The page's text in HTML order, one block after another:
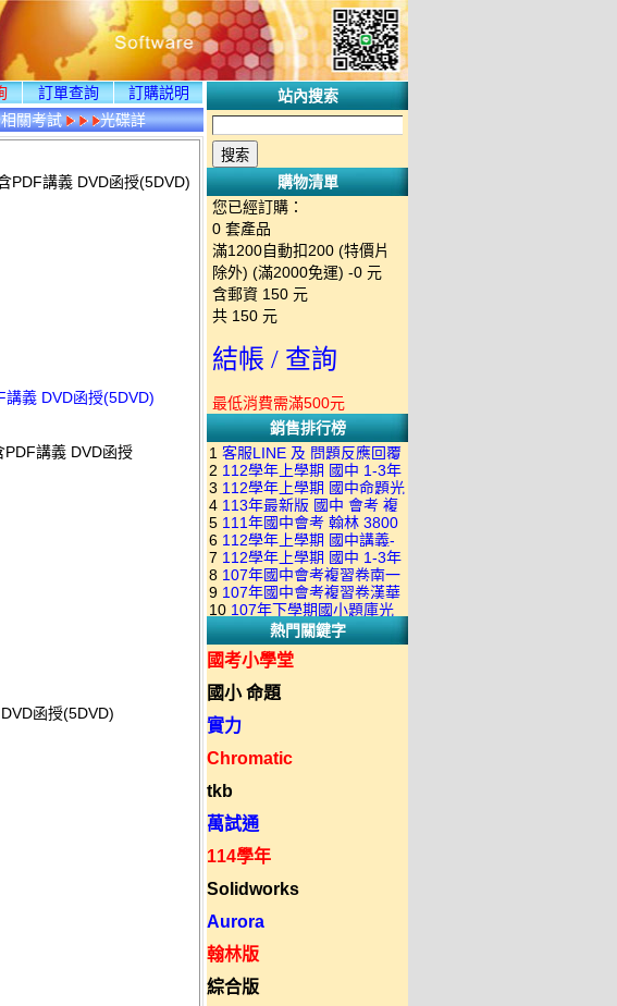
訂單查詢
訂購説明
關考試
光碟詳
PDF講義 DVD函授(5DVD)
義 DVD函授(5DVD)
講義 DVD函授
函授(5DVD)
站內搜索
購物清單
您已經訂購：
0 套產品
滿1200自動扣200 (特價片
除外) (滿2000免運) -0 元
含郵資 150 元
共 150 元
結帳 / 查詢
最低消費需滿500元
銷售排行榜
1 客服LINE 及 問題反應回覆
方式 下單後出現訂單編號就
是訂購成功 不會有回覆信
2 112學年上學期 國中 1-3年
級 校用卷 (含南一.康軒.翰林.
全科目.全部卷.含解答)完整版
(2DVD)
3 112學年上學期 國中命題光
碟 康軒版 1-3年級(含108課
綱)(全年級、全領域) 題庫光
碟(不包含：藝文+綜合+健體)
4 113年最新版 國中 會考 複
習卷講義 共18卷(含南一百分
百EZ+南一超會考+康軒麻辣
+康軒會考勝經+康軒易點通
+康軒圖解E點通+漢華大聯盟
+翰林大滿貫+翰林橘子+翰林
Lite輕+翰林主題探索+奇鼎
KO+奇鼎進會考+金安新思維
+金安雙向溝通+金安會考
735+建弘細說.活用+漢華達
陣)全科目合輯版(3片裝)
5 111年國中會考 翰林 3800
應用題彙編 + 南一 3688 應用
題彙編+南一歷屆試題+康軒
3800+ 應用題彙編 1-3年級 卷
類光碟
6 112學年上學期 國中講義-
題型較難(康軒新挑戰麻辣講
義+翰林超級翰將講義+南一學
習標竿講義) 1-3年級 合輯版
DVD版
7 112學年上學期 國中 1-3年
級 習作解答+課本解答(含康
軒.南一.翰林全版本.全科目)
合輯版 DVD版
8 107年國中會考複習卷南一
版 ( 點線面 )全科目.九科含解
答.合輯正式版
9 107年國中會考複習卷漢華
版 ( 達陣 ) 全科目.八科含解
答.合輯正式版
10 107年下學期國小題庫光
碟-南一版（1～6年級）全科
目合輯版 (三片裝)
熱門關鍵字
國考小學堂
國小 命題
實力
Chromatic
tkb
萬試通
114學年
Solidworks
Aurora
翰林版
綜合版